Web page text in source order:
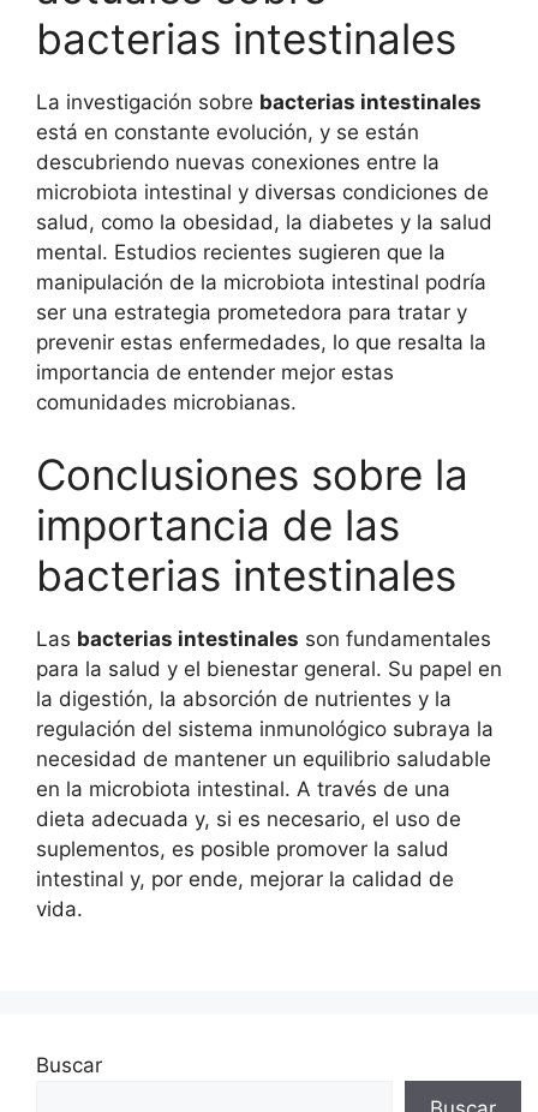
bacterias intestinales
La investigación sobre bacterias intestinales
está en constante evolución, y se están
descubriendo nuevas conexiones entre la
microbiota intestinal y diversas condiciones de
salud, como la obesidad, la diabetes y la salud
mental. Estudios recientes sugieren que la
manipulación de la microbiota intestinal podría
ser una estrategia prometedora para tratar y
prevenir estas enfermedades, lo que resalta la
importancia de entender mejor estas
comunidades microbianas.
Conclusiones sobre la
importancia de las
bacterias intestinales
Las bacterias intestinales son fundamentales
para la salud y el bienestar general. Su papel en
la digestión, la absorción de nutrientes y la
regulación del sistema inmunológico subraya la
necesidad de mantener un equilibrio saludable
en la microbiota intestinal. A través de una
dieta adecuada y, si es necesario, el uso de
suplementos, es posible promover la salud
intestinal y, por ende, mejorar la calidad de
vida.
Buscar